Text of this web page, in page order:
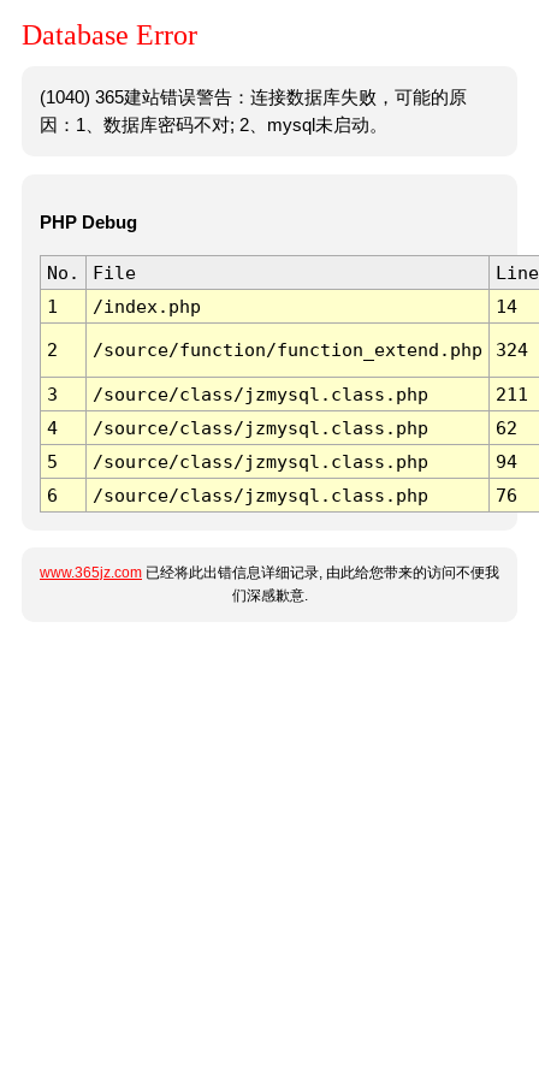
Database Error
(1040) 365建站错误警告：连接数据库失败，可能的原
因：1、数据库密码不对; 2、mysql未启动。
PHP Debug
No. File
Line
1
/index.php 14
2 /source/function/function_extend.php 324
3 /source/class/jzmysql.class.php
211
4
/source/class/jzmysql.class.php
62
5
/source/class/jzmysql.class.php
94
6
/source/class/jzmysql.class.php 76
www.365jz.com 已经将此出错信息详细记录, 由此给您带来的访问不便我
们深感歉意.